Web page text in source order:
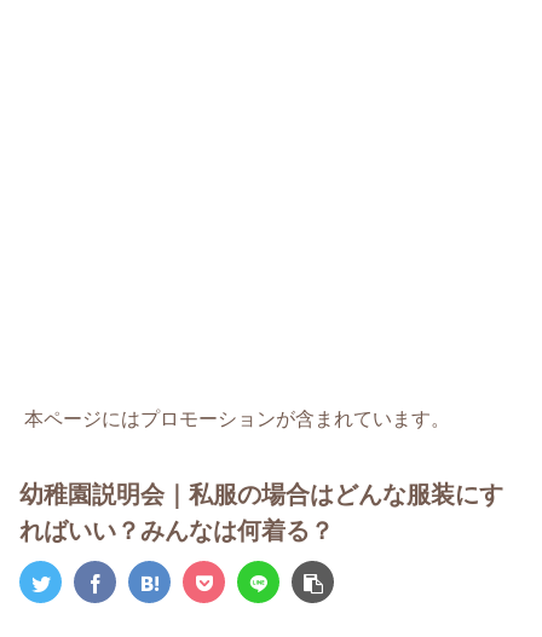
本ページにはプロモーションが含まれています。
幼稚園説明会｜私服の場合はどんな服装にす
ればいい？みんなは何着る？